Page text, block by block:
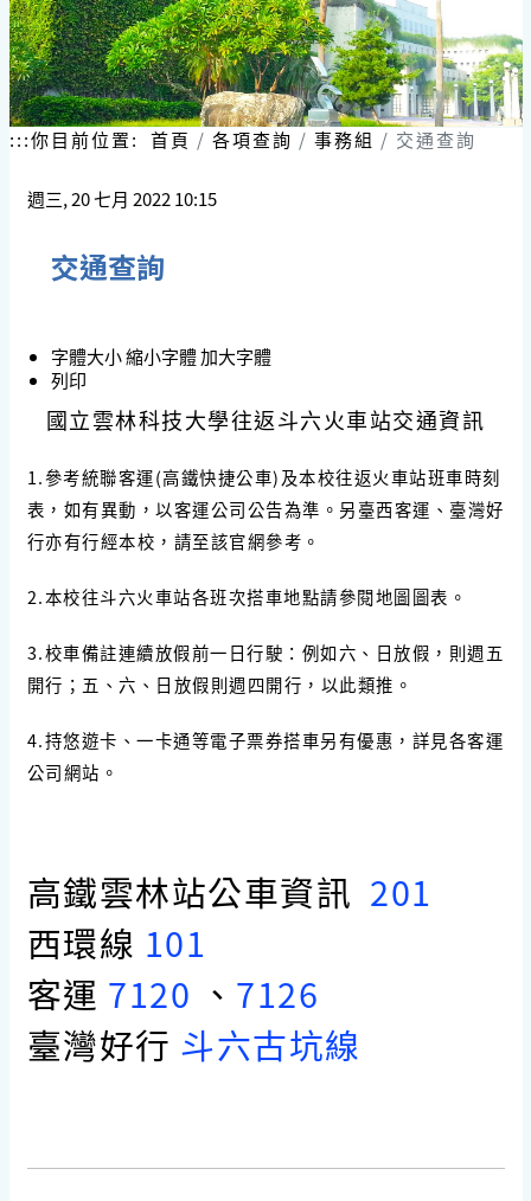
:::你目前位置: 首頁 各項查詢 事務組 交通查詢
週三, 20 七月 2022 10:15
交通查詢
字體大小縮小字體加大字體
列印
國立雲林科技大學往返斗六火車站交通資訊
1.參考統聯客運(高鐵快捷公車)及本校往返火車站班車時刻
表，如有異動，以客運公司公告為準。另臺西客運、臺灣好
行亦有行經本校，請至該官網參考。
2.本校往斗六火車站各班次搭車地點請參閱地圖圖表。
3.校車備註連續放假前一日行駛：例如六、日放假，則週五
開行；五、六、日放假則週四開行，以此類推。
4.持悠遊卡、一卡通等電子票券搭車另有優惠，詳見各客運
公司網站。
高鐵雲林站公車資訊 201
西環線 101
客運 7120 、 7126
臺灣好行 斗六古坑線